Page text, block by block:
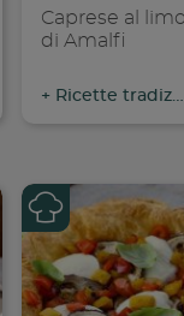
Caprese al
di Amalfi
+ Ricette tradizionali